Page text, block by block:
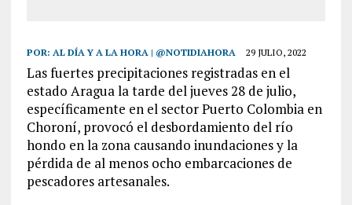
POR: AL DÍA Y A LA HORA | @NOTIDIAHORA 29 JULIO, 2022
Las fuertes precipitaciones registradas en el
estado Aragua la tarde del jueves 28 de julio,
específicamente en el sector Puerto Colombia en
Choroní, provocó el desbordamiento del río
hondo en la zona causando inundaciones y la
pérdida de al menos ocho embarcaciones de
pescadores artesanales.